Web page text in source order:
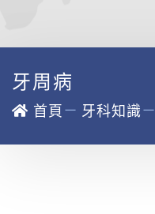
牙周病
首頁－ 牙科知識－